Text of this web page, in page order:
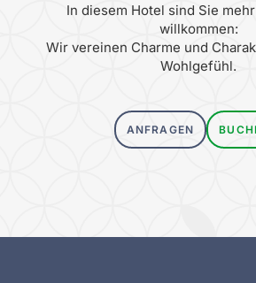
In diesem Hotel sind Sie
willkommen:
Wir vereinen Charme und
Wohlgefühl.
ANFRAGEN